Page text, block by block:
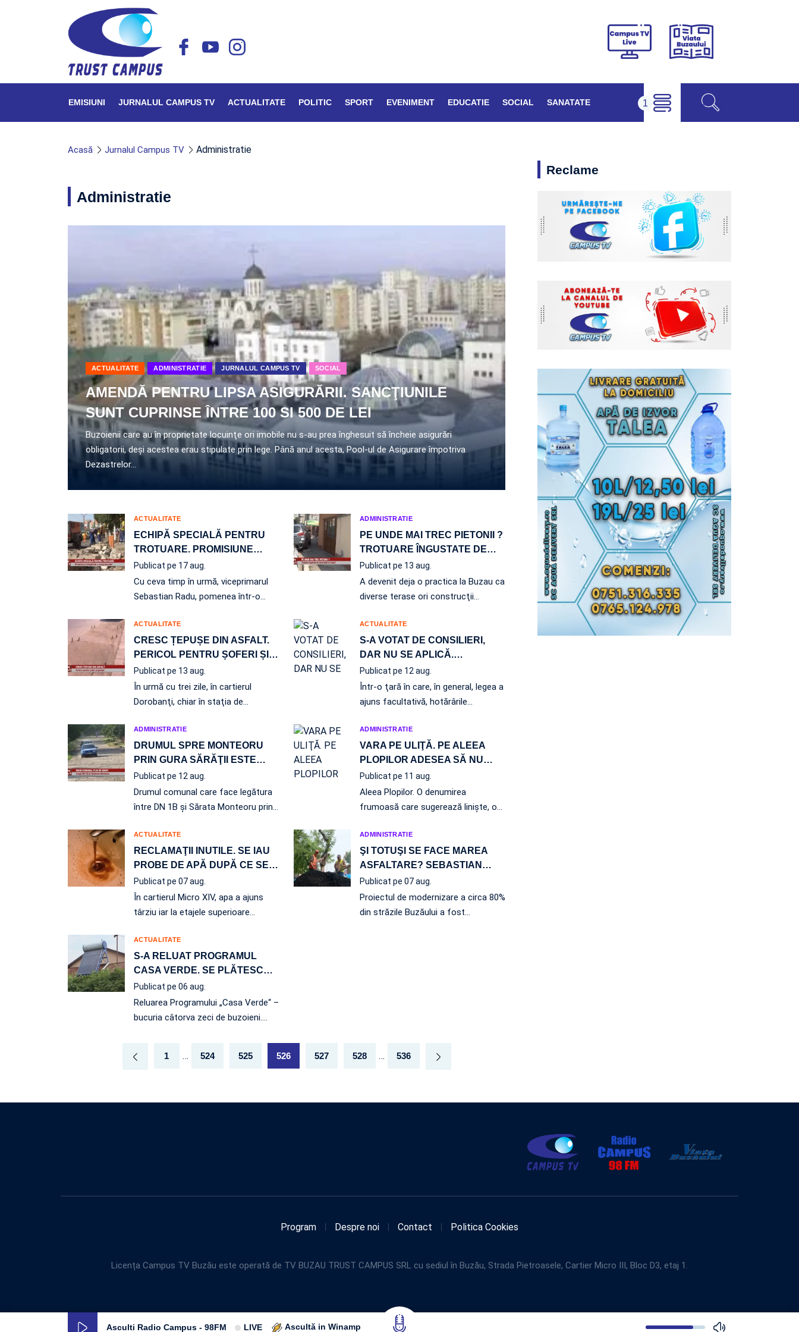
Campus
Viața
EMISIUNI JURNALUL CAMPUS TV ACTUALITATE POLITIC SPORT EVENIMENT EDUCATIE SOCIAL SANATATE
Acasă Jurnalul Campus TV Administratie
Administratie
ACTUALITATE ADMINISTRATIE JURNALUL CAMPUS TV SOCIAL
AMENDĂ PENTRU LIPSA ASIGURĂRII. SANCŢIUNILE
SUNT CUPRINSE ÎNTRE 100 SI 500 DE LEI
Buzoienii care au în proprietate locuinţe ori imobile nu s-au prea înghesuit să încheie asigurări
obligatorii, deşi acestea erau stipulate prin lege. Până anul acesta, Pool-ul de Asigurare împotriva
Dezastrelor…
ACTUALITATE
ECHIPĂ SPECIALĂ PENTRU
TROTUARE. PROMISIUNE…
Publicat pe 17 aug.
Cu ceva timp în urmă, viceprimarul
Sebastian Radu, pomenea într-o…
ADMINISTRATIE
PE UNDE MAI TREC PIETONII ?
TROTUARE ÎNGUSTATE DE…
Publicat pe 13 aug.
A devenit deja o practica la Buzau ca
diverse terase ori construcţii…
ACTUALITATE
CRESC ȚEPUȘE DIN ASFALT.
PERICOL PENTRU ȘOFERI ȘI …
Publicat pe 13 aug.
În urmă cu trei zile, în cartierul
Dorobanţi, chiar în staţia de…
ACTUALITATE
S-A VOTAT DE CONSILIERI,
DAR NU SE APLICĂ.…
Publicat pe 12 aug.
Într-o ţară în care, în general, legea a
ajuns facultativă, hotărârile…
ADMINISTRATIE
DRUMUL SPRE MONTEORU
PRIN GURA SĂRĂŢII ESTE…
Publicat pe 12 aug.
Drumul comunal care face legătura
între DN 1B şi Sărata Monteoru prin…
ADMINISTRATIE
VARA PE ULIŢĂ. PE ALEEA
PLOPILOR ADESEA SĂ NU…
Publicat pe 11 aug.
Aleea Plopilor. O denumirea
frumoasă care sugerează linişte, o…
ACTUALITATE
RECLAMAŢII INUTILE. SE IAU
PROBE DE APĂ DUPĂ CE SE…
Publicat pe 07 aug.
În cartierul Micro XIV, apa a ajuns
târziu iar la etajele superioare…
ADMINISTRATIE
ŞI TOTUŞI SE FACE MAREA
ASFALTARE? SEBASTIAN …
Publicat pe 07 aug.
Proiectul de modernizare a circa 80%
din străzile Buzăului a fost…
ACTUALITATE
S-A RELUAT PROGRAMUL
CASA VERDE. SE PLĂTESC…
Publicat pe 06 aug.
Reluarea Programului „Casa Verde“ –
bucuria câtorva zeci de buzoieni.…
1 … 524 525 526 527 528 … 536
Reclame
Program Despre noi Contact Politica Cookies
Licența Campus TV Buzău este operată de TV BUZAU TRUST CAMPUS SRL cu sediul în Buzău, Strada Pietroasele, Cartier Micro III, Bloc D3, etaj 1.
Asculti Radio Campus - 98FM LIVE Ascultă in Winamp